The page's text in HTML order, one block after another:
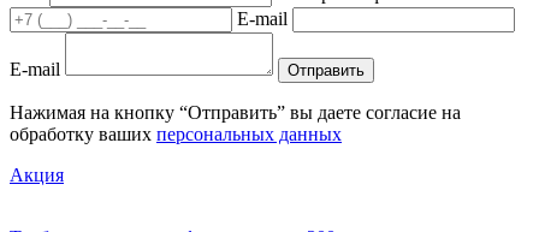
E-mail
E-mail Отправить
Нажимая на кнопку “Отправить” вы даете согласие на
обработку ваших персональных данных
Акция